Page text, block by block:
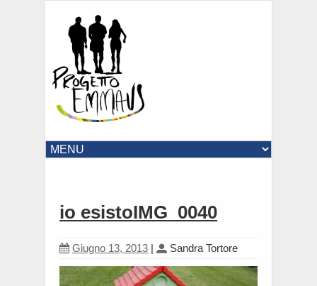
io esistoIMG_0040
Giugno 13, 2013 | Sandra Tortore